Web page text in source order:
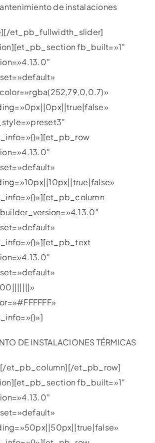
de instalaciones
et_pb_fullwidth_slider]
fb_built=»1″
DE INSTALACIONES TÉRMICAS
et_pb_column][/et_pb_row]
fb_built=»1″